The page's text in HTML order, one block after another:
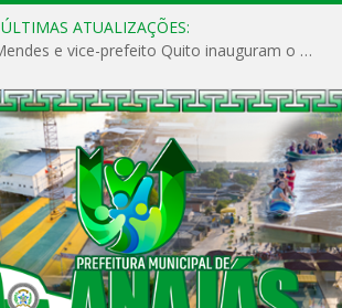
ÚLTIMAS ATUALIZAÇÕES:
Prefeito Vivaldo Mendes e vice-prefeito Quito inauguram o CAPS e fortalecem a saúde pública em Anajás.